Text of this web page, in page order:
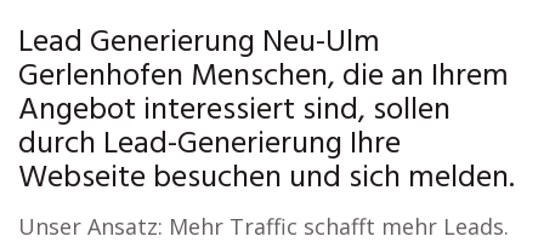
Lead Generierung Neu-Ulm
Gerlenhofen Menschen, die an Ihrem
Angebot interessiert sind, sollen
durch Lead-Generierung Ihre
Webseite besuchen und sich melden.
Unser Ansatz: Mehr Traffic schafft mehr Leads.